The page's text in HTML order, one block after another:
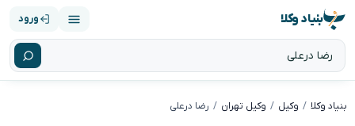
بنیاد وکلا ورود
بنیاد وکلا وکیل وکیل تهران رضا درعلی